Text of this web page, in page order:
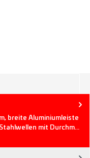
breite Aluminiumleiste
mit Durchm…